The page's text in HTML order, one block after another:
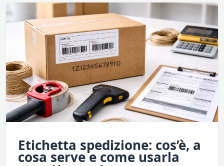
Etichetta spedizione: cos’è, a
cosa serve e come usarla